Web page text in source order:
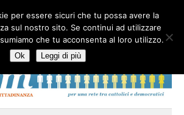
LA RETE LE RADICI DOCUMENTAZIONE
per essere sicuri che tu possa avere la
sul nostro sito. Se continui ad utilizzare
che tu acconsenta al loro utilizzo.
Ok Leggi di più